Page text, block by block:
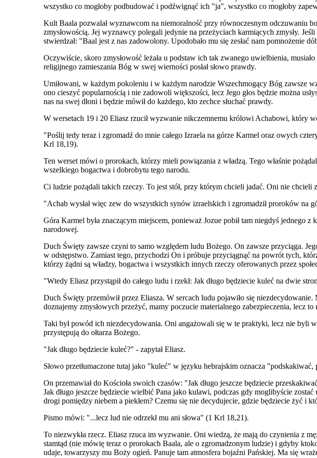
wszystko co mogłoby podbudować i podźwignąć ich "ja", wszystko co mogłoby
Kult Baala pozwalał wyznawcom na niemoralność przy równoczesnym odczuwaniu
zmysłowością. Jej wyznawcy polegali jedynie na przeżyciach karmiących zmysły.
stwierdzał: "Baal jest z nas zadowolony. Upodobało mu się zesłać nam pomnożenie
Oczywiście, skoro zmysłowość leżała u podstaw ich tak zwanego uwielbienia,
religijnego zamieszania Bóg w swej wierności posłał słowo prawdy.
Umiłowani, w każdym pokoleniu i w każdym narodzie Wszechmogący Bóg zawsze
ono cieszyć popularnością i nie zadowoli większości, lecz Jego głos będzie można
nas na swej dłoni i będzie mówił do każdego, kto zechce słuchać prawdy.
W wersetach 19 i 20 Eliasz rzucił wyzwanie nikczemnemu królowi Achabowi, który
"Poślij tedy teraz i zgromadź do mnie całego Izraela na górze Karmel oraz owych
Krl 18,19).
Ten werset mówi o prorokach, którzy mieli powiązania z władzą. Tego właśnie
wszelkiego bogactwa i dobrobytu tego narodu.
Ci ludzie pożądali takich rzeczy. To jest stół, przy którym chcieli jadać. Oni nie chcieli
"Achab wysłał więc zew do wszystkich synów izraelskich i zgromadził proroków na
Góra Karmel była znaczącym miejscem, ponieważ Jozue pobił tam niegdyś jednego
narodowej.
Duch Święty zawsze czyni to samo względem ludu Bożego. On zawsze przyciąga.
w odstępstwo. Zamiast tego, przychodzi On i próbuje przyciągnąć na powrót tych,
którzy żądni są władzy, bogactwa i wszystkich innych rzeczy oferowanych przez
"Wtedy Eliasz przystąpił do całego ludu i rzekł: Jak długo będziecie kuleć na dwie
Duch Święty przemówił przez Eliasza. W sercach ludu pojawiło się
doznajemy zmysłowych przeżyć, mamy poczucie materialnego zabezpieczenia, lecz
Taki był powód ich niezdecydowania. Oni angażowali się w te praktyki, lecz nie byli
przystępują do ołtarza Bożego.
"Jak długo będziecie kuleć?" - zapytał Eliasz.
Słowo przetłumaczone tutaj jako "kuleć" w języku hebrajskim oznacza
On przemawiał do Kościoła swoich czasów: "Jak długo jeszcze będziecie
Jak długo jeszcze będziecie wielbić Pana jako kulawi, podczas gdy moglibyście
drogi pomiędzy niebem a piekłem? Czemu się nie decydujecie, gdzie będziecie żyć i
Pismo mówi: "...lecz lud nie odrzekł mu ani słowa" (1 Krl 18,21).
To niezwykła rzecz. Eliasz rzuca im wyzwanie. Oni wiedzą, że mają do czynienia z
stamtąd (nie mówię teraz o prorokach Baala, ale o zgromadzonym ludzie) i gdyby
udaje, towarzyszy mu Boży ogień. Panuje tam atmosfera bojaźni Pańskiej. Ma się